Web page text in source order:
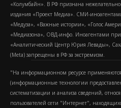
«Колумбайн». В РФ признана
издания «Проект Медиа». СМИ-
«Медуза», «Важные истории», «Голос
«Медиазона», ОВД-инфо. Иноагентами
«Аналитический Центр Юрия Левады»,
(Metа) запрещены в РФ за экстремизм.
"На информационном ресурсе
(информационные технологии
систематизации и анализа сведений,
пользователей сети "Интернет",